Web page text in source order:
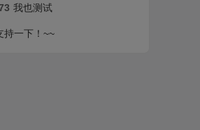
我也测试
持一下！~~